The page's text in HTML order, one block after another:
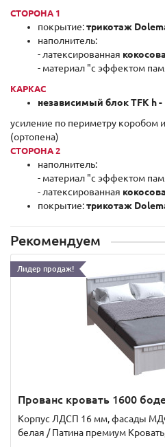
СТОРОНА 1
покрытие:трикотаж
наполнитель:
- латексированная
- материал "с эффектом
КАРКАС
независимый блок TFK h
усиление по периметру коробом
(ортопена)
СТОРОНА 2
наполнитель:
- материал "с эффектом
- латексированная
покрытие:трикотаж
Рекомендуем
Лидер продаж!
Прованс кровать 1600
Корпус ЛДСП 16 мм, фасады
белая / Патина премиум